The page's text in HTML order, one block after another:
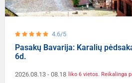
4.6/5
Pasakų Bavarija: Karalių
6d.
2026.08.13 - 08.18 liko 6 vietos. Reikalinga